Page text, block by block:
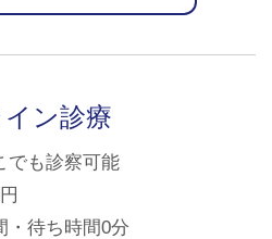
ン診療
でも診察可能
・待ち時間0分